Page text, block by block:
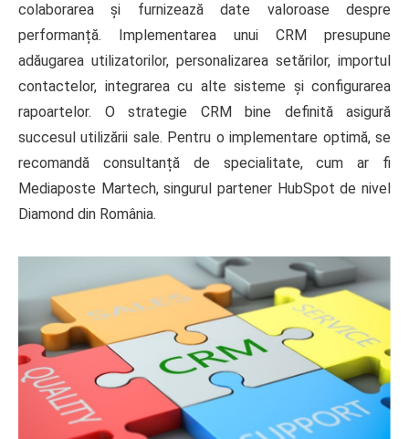
colaborarea și furnizează date valoroase despre
performanță. Implementarea unui CRM presupune
adăugarea utilizatorilor, personalizarea setărilor, importul
contactelor, integrarea cu alte sisteme și configurarea
rapoartelor. O strategie CRM bine definită asigură
succesul utilizării sale. Pentru o implementare optimă, se
recomandă consultanță de specialitate, cum ar fi
Mediaposte Martech, singurul partener HubSpot de nivel
Diamond din România.